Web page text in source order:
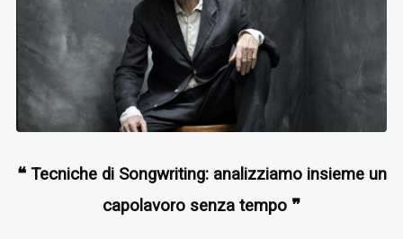
❝ Tecniche di Songwriting: analizziamo insieme un
capolavoro senza tempo ❞